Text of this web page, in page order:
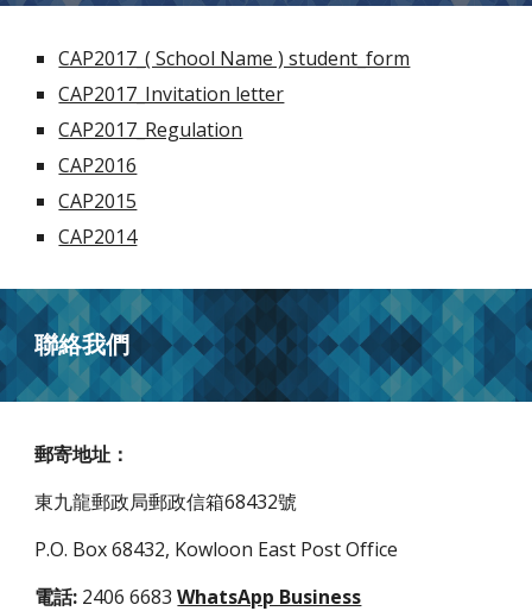
CAP2017_( School Name ) student_form
CAP2017_Invitation letter
CAP2017_Regulation
CAP2016
CAP2015
CAP2014
聯絡我們
郵寄地址：
東九龍郵政局郵政信箱68432號
P.O. Box 68432, Kowloon East Post Office
電話: 2406 6683WhatsApp Business